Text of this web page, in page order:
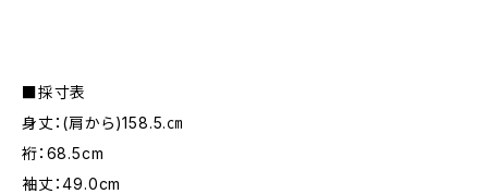
■採寸表
身丈：(肩から)158.5.㎝
裄：68.5cm
袖丈：49.0cm